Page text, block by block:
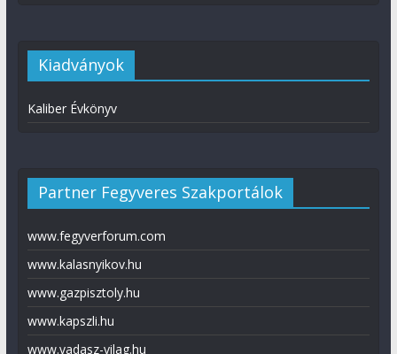
Kiadványok
Kaliber Évkönyv
Partner Fegyveres Szakportálok
www.fegyverforum.com
www.kalasnyikov.hu
www.gazpisztoly.hu
www.kapszli.hu
www.vadasz-vilag.hu